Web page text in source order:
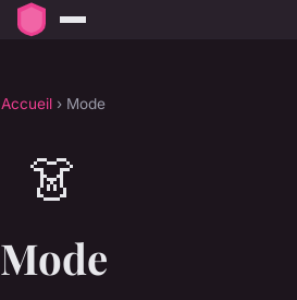
Accueil › Mode
👗
Mode